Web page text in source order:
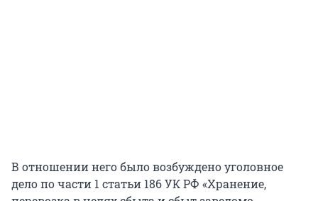
В отношении него было возбуждено уголовное
дело по части 1 статьи 186 УК РФ «Хранение,